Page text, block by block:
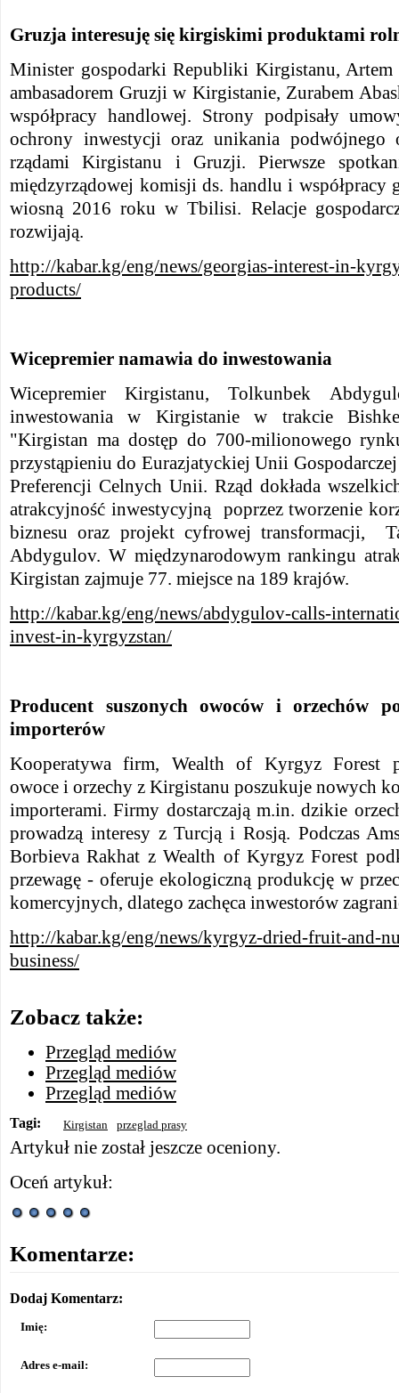
Gruzja interesuję się kirgiskimi produktami
Minister gospodarki Republiki Kirgistanu, Artem
ambasadorem Gruzji w Kirgistanie, Zurabem
współpracy handlowej. Strony podpisały
ochrony inwestycji oraz unikania podwójnego
rządami Kirgistanu i Gruzji. Pierwsze
międzyrządowej komisji ds. handlu i współpracy
wiosną 2016 roku w Tbilisi. Relacje
rozwijają.
http://kabar.kg/eng/news/georgias-interest-in-
products/
Wicepremier namawia do inwestowania
Wicepremier Kirgistanu, Tolkunbek
inwestowania w Kirgistanie w trakcie
"Kirgistan ma dostęp do 700-milionowego
przystąpieniu do Eurazjatyckiej Unii
Preferencji Celnych Unii. Rząd dokłada
atrakcyjność inwestycyjną poprzez tworzenie
biznesu oraz projekt cyfrowej transformacji,
Abdygulov. W międzynarodowym rankingu
Kirgistan zajmuje 77. miejsce na 189 krajów.
http://kabar.kg/eng/news/abdygulov-calls-
invest-in-kyrgyzstan/
Producent suszonych owoców i orzechów
importerów
Kooperatywa firm, Wealth of Kyrgyz Forest
owoce i orzechy z Kirgistanu poszukuje nowych
importerami. Firmy dostarczają m.in. dzikie
prowadzą interesy z Turcją i Rosją. Podczas
Borbieva Rakhat z Wealth of Kyrgyz Forest
przewagę - oferuje ekologiczną produkcję w
komercyjnych, dlatego zachęca inwestorów
http://kabar.kg/eng/news/kyrgyz-dried-fruit-and-
business/
Zobacz także:
Przegląd mediów
Przegląd mediów
Przegląd mediów
Tagi: Kirgistan przeglad prasy
Artykuł nie został jeszcze oceniony.
Oceń artykuł:
Komentarze:
Dodaj Komentarz:
Imię:
Adres e-mail: